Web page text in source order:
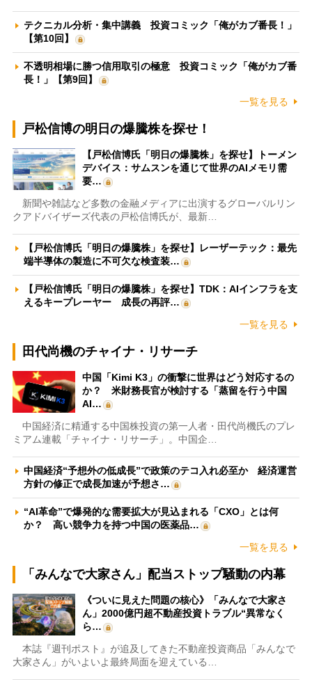
テクニカル分析・集中講義 投資コミック「俺がカブ番長！」
【第10回】
不透明相場に勝つ信用取引の極意 投資コミック「俺がカブ番
長！」【第9回】
一覧を見る
戸松信博の明日の爆騰株を探せ！
【戸松信博氏「明日の爆騰株」を探せ】トーメン
デバイス：サムスンを通じて世界のAIメモリ需
要…
新聞や雑誌など多数の金融メディアに出演するグローバルリン
クアドバイザーズ代表の戸松信博氏が、最新…
【戸松信博氏「明日の爆騰株」を探せ】レーザーテック：最先
端半導体の製造に不可欠な検査装…
【戸松信博氏「明日の爆騰株」を探せ】TDK：AIインフラを支
えるキープレーヤー 成長の再評…
一覧を見る
田代尚機のチャイナ・リサーチ
中国「Kimi K3」の衝撃に世界はどう対応するの
か？ 米財務長官が検討する「蒸留を行う中国
AI…
中国経済に精通する中国株投資の第一人者・田代尚機氏のプレ
ミアム連載「チャイナ・リサーチ」。中国企…
中国経済“予想外の低成長”で政策のテコ入れ必至か 経済運営
方針の修正で成長加速が予想さ…
“AI革命”で爆発的な需要拡大が見込まれる「CXO」とは何
か？ 高い競争力を持つ中国の医薬品…
一覧を見る
「みんなで大家さん」配当ストップ騒動の内幕
《ついに見えた問題の核心》「みんなで大家さ
ん」2000億円超不動産投資トラブル“異常なく
ら…
本誌『週刊ポスト』が追及してきた不動産投資商品「みんなで
大家さん」がいよいよ最終局面を迎えている…